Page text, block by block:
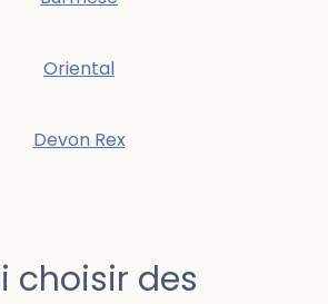
Oriental
Devon Rex
choisir des